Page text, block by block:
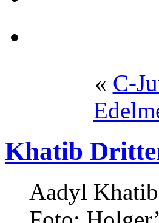
« C-
Khatib
Aadyl